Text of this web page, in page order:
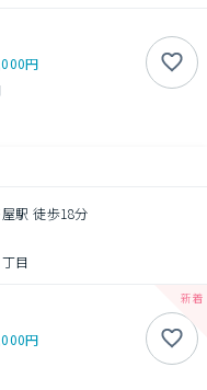
円
駅 徒歩18分
目
円